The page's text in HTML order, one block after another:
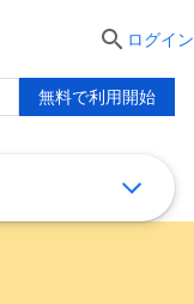
 ログイン
無料で利用開始